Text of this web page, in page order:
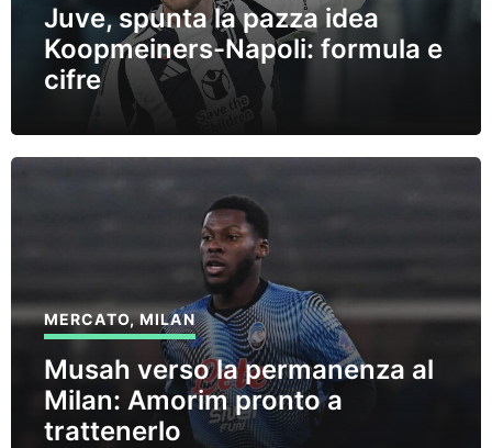
Juve, spunta la pazza idea
Koopmeiners-Napoli: formula e
cifre
MERCATO,MILAN
Musah verso la permanenza al
Milan: Amorim pronto a
trattenerlo